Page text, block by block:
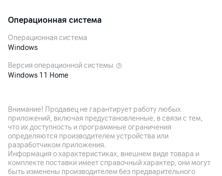
Операционная система
Операционная система
Windows
Версия операционной системы
Windows 11 Home
Процессор
Intel Core i3
Модель процессора
Intel Core i3-1215U
Внимание! Продавец не гарантирует работу любых
приложений, включая предустановленные, в связи с тем,
что их доступность и программные ограничения
определяются производителем устройства или
разработчиком приложения.
Информация о характеристиках, внешнем виде товара и
комплекте поставки имеет справочный характер, они могут
быть изменены производителем без предварительного